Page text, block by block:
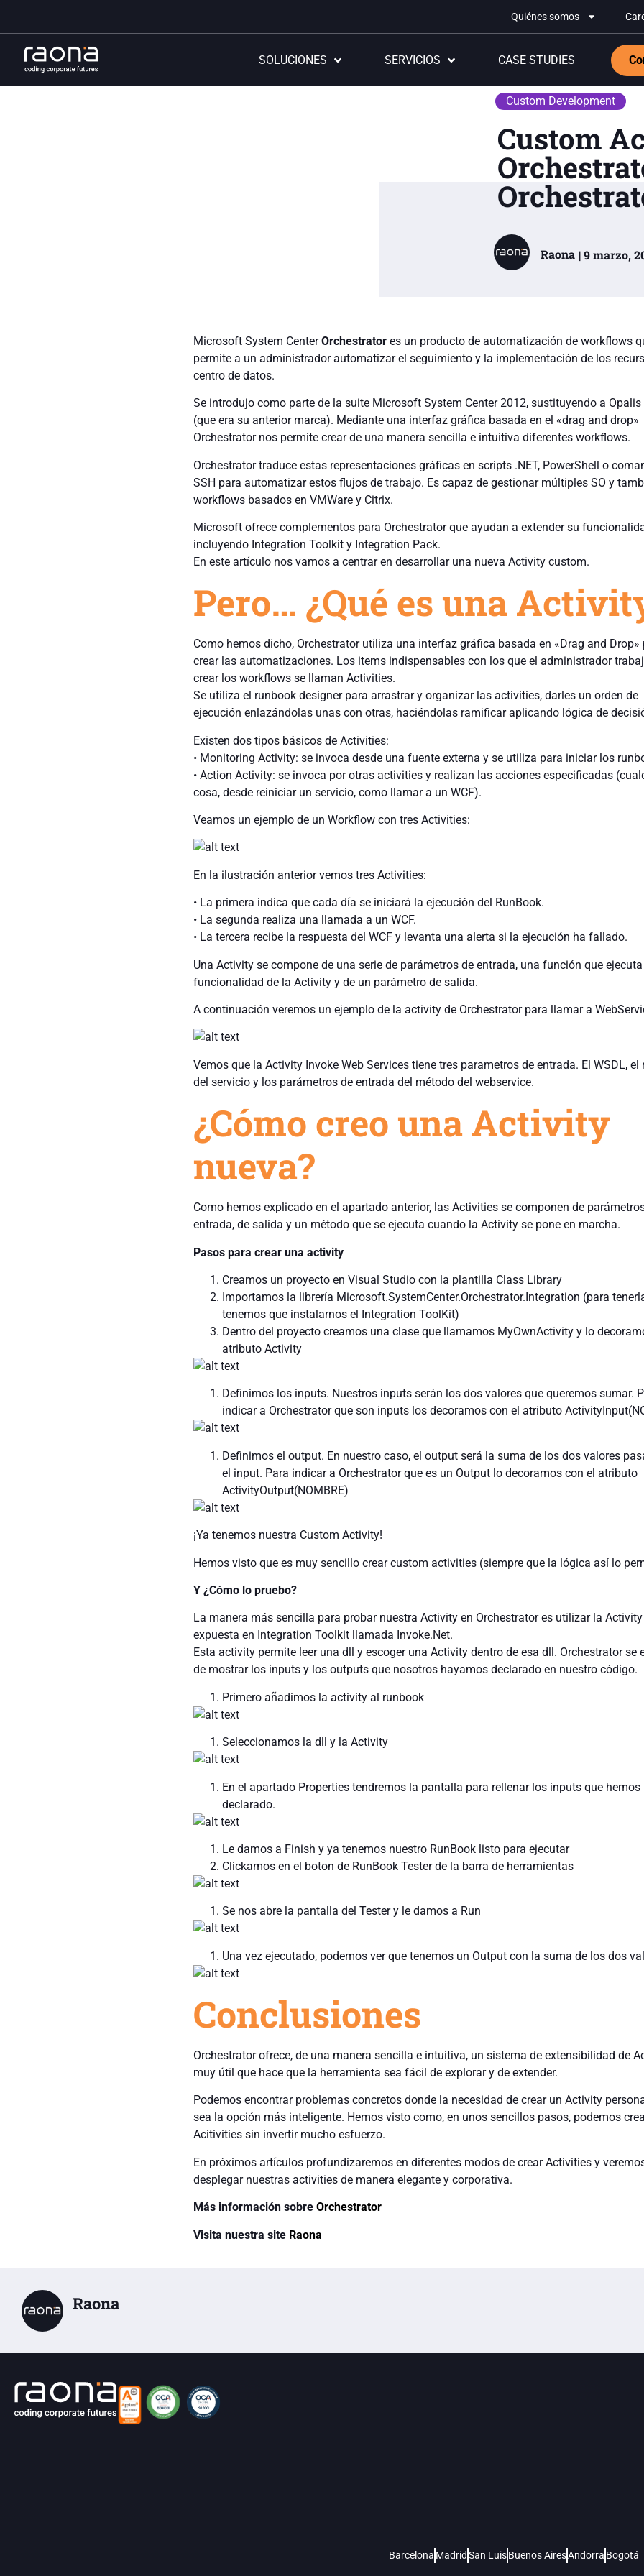
Quiénes somos
SOLUCIONES SERVICIOS CASE STUDIES
Custom Development
Custom
Raona | 9 marzo,
Microsoft System CenterOrchestratores un producto de automatización de workflows
permite a un administrador automatizar el seguimiento y la implementación de los
centro de datos.
Se introdujo como parte de la suite Microsoft System Center 2012, sustituyendo a Opalis
(que era su anterior marca). Mediante una interfaz gráfica basada en el «drag and drop»
Orchestrator nos permite crear de una manera sencilla e intuitiva diferentes workflows.
Orchestrator traduce estas representaciones gráficas en scripts .NET, PowerShell o
SSH para automatizar estos flujos de trabajo. Es capaz de gestionar múltiples SO y
workflows basados en VMWare y Citrix.
Microsoft ofrece complementos para Orchestrator que ayudan a extender su
incluyendo Integration Toolkit y Integration Pack.
En este artículo nos vamos a centrar en desarrollar una nueva Activity custom.
Pero… ¿Qué es una
Como hemos dicho, Orchestrator utiliza una interfaz gráfica basada en «Drag and Drop»
crear las automatizaciones. Los items indispensables con los que el administrador
crear los workflows se llaman Activities.
Se utiliza el runbook designer para arrastrar y organizar las activities, darles un orden de
ejecución enlazándolas unas con otras, haciéndolas ramificar aplicando lógica de
Existen dos tipos básicos de Activities:
• Monitoring Activity: se invoca desde una fuente externa y se utiliza para iniciar los
• Action Activity: se invoca por otras activities y realizan las acciones especificadas
cosa, desde reiniciar un servicio, como llamar a un WCF).
Veamos un ejemplo de un Workflow con tres Activities:
En la ilustración anterior vemos tres Activities:
• La primera indica que cada día se iniciará la ejecución del RunBook.
• La segunda realiza una llamada a un WCF.
• La tercera recibe la respuesta del WCF y levanta una alerta si la ejecución ha fallado.
Una Activity se compone de una serie de parámetros de entrada, una función que
funcionalidad de la Activity y de un parámetro de salida.
A continuación veremos un ejemplo de la activity de Orchestrator para llamar a
Vemos que la Activity Invoke Web Services tiene tres parametros de entrada. El WSDL, el
del servicio y los parámetros de entrada del método del webservice.
¿Cómo creo una Activity
nueva?
Como hemos explicado en el apartado anterior, las Activities se componen de
entrada, de salida y un método que se ejecuta cuando la Activity se pone en marcha.
Pasos para crear una activity
Creamos un proyecto en Visual Studio con la plantilla Class Library
Importamos la librería Microsoft.SystemCenter.Orchestrator.Integration (para
tenemos que instalarnos el Integration ToolKit)
Dentro del proyecto creamos una clase que llamamos MyOwnActivity y lo
atributo Activity
Definimos los inputs. Nuestros inputs serán los dos valores que queremos sumar.
indicar a Orchestrator que son inputs los decoramos con el atributo
Definimos el output. En nuestro caso, el output será la suma de los dos valores
el input. Para indicar a Orchestrator que es un Output lo decoramos con el atributo
ActivityOutput(NOMBRE)
¡Ya tenemos nuestra Custom Activity!
Hemos visto que es muy sencillo crear custom activities (siempre que la lógica así lo
Y ¿Cómo lo pruebo?
La manera más sencilla para probar nuestra Activity en Orchestrator es utilizar la Activity
expuesta en Integration Toolkit llamada Invoke.Net.
Esta activity permite leer una dll y escoger una Activity dentro de esa dll. Orchestrator se
de mostrar los inputs y los outputs que nosotros hayamos declarado en nuestro código.
Primero añadimos la activity al runbook
Seleccionamos la dll y la Activity
En el apartado Properties tendremos la pantalla para rellenar los inputs que hemos
declarado.
Le damos a Finish y ya tenemos nuestro RunBook listo para ejecutar
Clickamos en el boton de RunBook Tester de la barra de herramientas
Se nos abre la pantalla del Tester y le damos a Run
Una vez ejecutado, podemos ver que tenemos un Output con la suma de los dos
Conclusiones
Orchestrator ofrece, de una manera sencilla e intuitiva, un sistema de extensibilidad de
muy útil que hace que la herramienta sea fácil de explorar y de extender.
Podemos encontrar problemas concretos donde la necesidad de crear un Activity
sea la opción más inteligente. Hemos visto como, en unos sencillos pasos, podemos
Acitivities sin invertir mucho esfuerzo.
En próximos artículos profundizaremos en diferentes modos de crear Activities y
desplegar nuestras activities de manera elegante y corporativa.
Más información sobre Orchestrator
Visita nuestra site Raona
Raona
Barcelona MadridSan Luis Buenos AiresAndorra Bogotá